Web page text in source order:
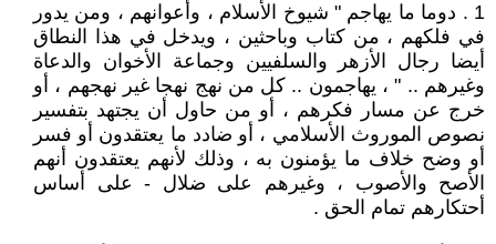
1 . دوما ما يهاجم " شيوخ الأسلام ، وأعوانهم ، ومن يدور
في فلكهم ، من كتاب وباحثين ، ويدخل في هذا النطاق
أيضا رجال الأزهر والسلفيين وجماعة الأخوان والدعاة
وغيرهم .. " ، يهاجمون .. كل من نهج نهجا غير نهجهم ، أو
خرج عن مسار فكرهم ، أو من حاول أن يجتهد بتفسير
نصوص الموروث الأسلامي ، أو ضادد ما يعتقدون أو فسر
أو وضح خلاف ما يؤمنون به ، وذلك لأنهم يعتقدون أنهم
الأصح والأصوب ، وغيرهم على ضلال - على أساس
أحتكارهم تمام الحق .